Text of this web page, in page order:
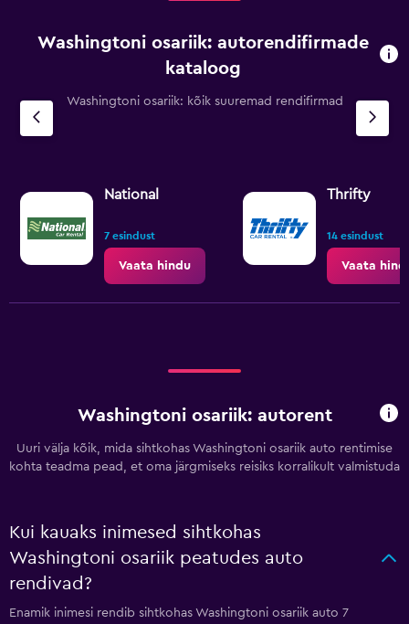
Washingtoni osariik: autorendifirmade
kataloog
Washingtoni osariik: kõik suuremad rendifirmad
National
7 esindust
Vaata hindu
Thrifty
14 esindust
Vaata
Washingtoni osariik: autorent
Uuri välja kõik, mida sihtkohas Washingtoni osariik auto rentimise
kohta teadma pead, et oma järgmiseks reisiks korralikult valmistuda
Kui kauaks inimesed sihtkohas
Washingtoni osariik peatudes auto
rendivad?
Enamik inimesi rendib sihtkohas Washingtoni osariik auto 7